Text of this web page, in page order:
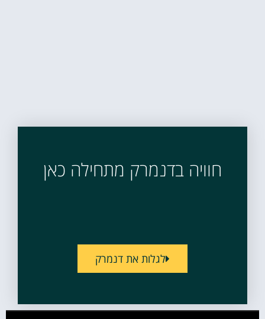
חוויה בדנמרק מתחילה כאן
לגלות את דנמרק